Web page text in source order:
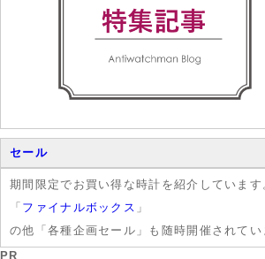
セール
期間限定でお買い得な時計を紹介しています
「 ファイナルボックス 」
の他「各種企画セール」も随時開催されてい
PR